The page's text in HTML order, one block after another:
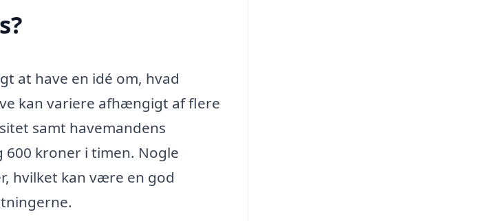
at have en idé om, hvad
kan variere afhængigt af flere
samt havemandens
kroner i timen. Nogle
hvilket kan være en god